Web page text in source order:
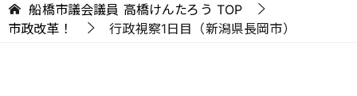
船橋市議会議員 高橋けんたろう TOP
市政改革！
行政視察1日目（新潟県長岡市）